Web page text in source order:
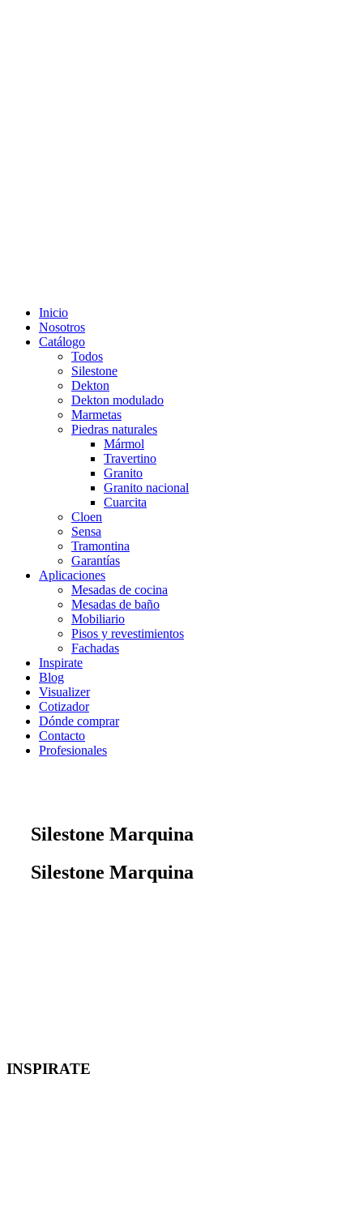
Inicio
Nosotros
Catálogo
Todos
Silestone
Dekton
Dekton modulado
Marmetas
Piedras naturales
Mármol
Travertino
Granito
Granito nacional
Cuarcita
Cloen
Sensa
Tramontina
Garantías
Aplicaciones
Mesadas de cocina
Mesadas de baño
Mobiliario
Pisos y revestimientos
Fachadas
Inspirate
Blog
Visualizer
Cotizador
Dónde comprar
Contacto
Profesionales
Silestone Marquina
Silestone Marquina
INSPIRATE